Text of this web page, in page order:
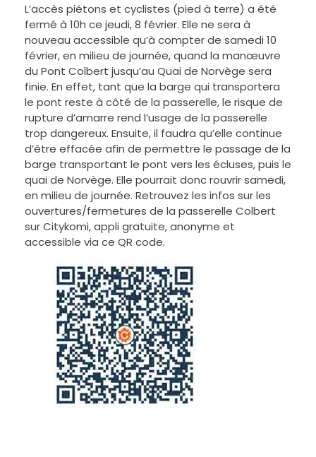
L’accès piétons et cyclistes (pied à terre) a été
fermé à 10h ce jeudi, 8 février. Elle ne sera à
nouveau accessible qu’à compter de samedi 10
février, en milieu de journée, quand la manœuvre
du Pont Colbert jusqu’au Quai de Norvège sera
finie. En effet, tant que la barge qui transportera
le pont reste à côté de la passerelle, le risque de
rupture d’amarre rend l’usage de la passerelle
trop dangereux. Ensuite, il faudra qu’elle continue
d’être effacée afin de permettre le passage de la
barge transportant le pont vers les écluses, puis le
quai de Norvège. Elle pourrait donc rouvrir samedi,
en milieu de journée. Retrouvez les infos sur les
ouvertures/fermetures de la passerelle Colbert
sur Citykomi, appli gratuite, anonyme et
accessible via ce QR code.